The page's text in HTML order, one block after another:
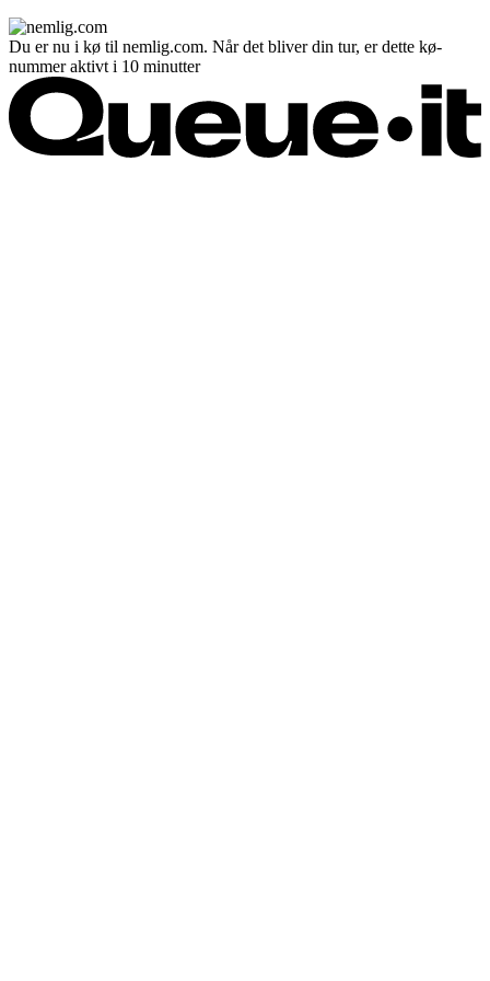
Du er nu i kø til nemlig.com. Når det bliver din tur, er dette kø-
nummer aktivt i 10 minutter